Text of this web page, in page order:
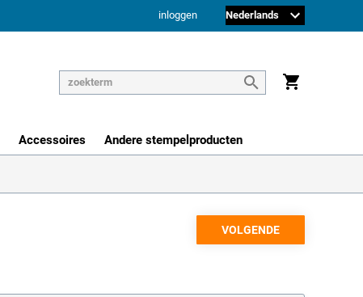
inloggen
Accessoires Andere stempelproducten